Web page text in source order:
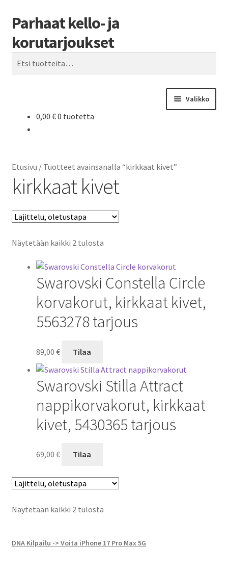
Siirry
navigointiin
Siirry
sisältöön
Parhaat kello- ja
korutarjoukset
Haku
Valikko
0,00 €0 tuotetta
Etusivu / Tuotteet avainsanalla “kirkkaat kivet”
kirkkaat kivet
Näytetään kaikki 2 tulosta
Swarovski Constella Circle
korvakorut, kirkkaat kivet,
5563278 tarjous
89,00 € Tilaa
Swarovski Stilla Attract
nappikorvakorut, kirkkaat
kivet, 5430365 tarjous
69,00 € Tilaa
Näytetään kaikki 2 tulosta
DNA Kilpailu -> Voita iPhone 17 Pro Max 5G